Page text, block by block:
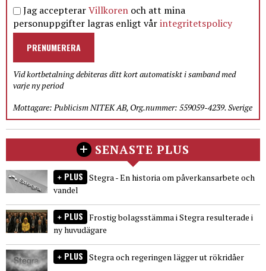
Jag accepterarVillkoren och att mina
personuppgifter lagras enligt vårintegritetspolicy
PRENUMERERA
Vid kortbetalning debiteras ditt kort automatiskt i samband med
varje ny period
Mottagare: Publicism NITEK AB, Org.nummer: 559059-4239. Sverige
SENASTE PLUS
PLUS Stegra - En historia om påverkansarbete och
vandel
PLUS Frostig bolagsstämma i Stegra resulterade i
ny huvudägare
PLUS Stegra och regeringen lägger ut rökridåer